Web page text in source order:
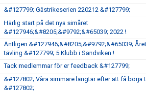
&#127799; Gästrikeserien 220212 &#127799;
Härlig start på det nya simåret
&#127946;&#8205;&#9792;&#65039; 2022 !
Äntligen &#127946;&#8205;&#9792;&#65039;
tävling &#127799; 5 Klubb i Sandviken !
Tack medlemmar för er feedback &#127799;
&#127802; Våra simmare längtar efter att få börja
&#127802;